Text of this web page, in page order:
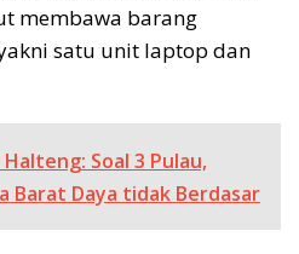
membawa barang
satu unit laptop dan
Halteng: Soal 3 Pulau,
Barat Daya tidak Berdasar